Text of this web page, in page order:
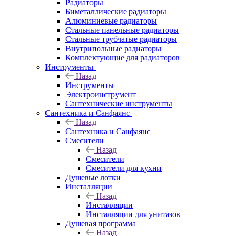
Радиаторы
Биметаллические радиаторы
Алюминиевые радиаторы
Стальные панельные радиаторы
Стальные трубчатые радиаторы
Внутрипольные радиаторы
Комплектующие для радиаторов
Инструменты
Назад
Инструменты
Электроинструмент
Сантехнические инструменты
Сантехника и Санфаянс
Назад
Сантехника и Санфаянс
Смесители
Назад
Смесители
Смесители для кухни
Душевые лотки
Инсталляции
Назад
Инсталляции
Инсталляции для унитазов
Душевая программа
Назад